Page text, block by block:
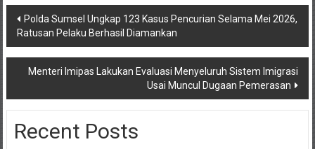
Navigasi
pos
Polda Sumsel Ungkap 123 Kasus Pencurian Selama Mei 2026,
Ratusan Pelaku Berhasil Diamankan
Menteri Imipas Lakukan Evaluasi Menyeluruh Sistem Imigrasi
Usai Muncul Dugaan Pemerasan
Recent Posts